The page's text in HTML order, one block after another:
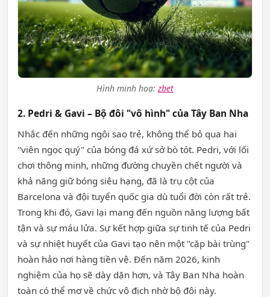
Hình minh hoạ:zbet
2. Pedri & Gavi – Bộ đôi "vô hình" của Tây Ban Nha
Nhắc đến những ngôi sao trẻ, không thể bỏ qua hai
"viên ngọc quý" của bóng đá xứ sở bò tót. Pedri, với lối
chơi thông minh, những đường chuyền chết người và
khả năng giữ bóng siêu hạng, đã là trụ cột của
Barcelona và đội tuyển quốc gia dù tuổi đời còn rất trẻ.
Trong khi đó, Gavi lại mang đến nguồn năng lượng bất
tận và sự máu lửa. Sự kết hợp giữa sự tinh tế của Pedri
và sự nhiệt huyết của Gavi tạo nên một "cặp bài trùng"
hoàn hảo nơi hàng tiền vệ. Đến năm 2026, kinh
nghiệm của họ sẽ dày dặn hơn, và Tây Ban Nha hoàn
toàn có thể mơ về chức vô địch nhờ bộ đôi này.